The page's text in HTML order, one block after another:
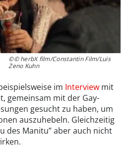
©© herbX film/Constantin Film/Luis
Zeno Kuhn
im Interview mit
gemeinsam mit der Gay-
gesucht zu haben, um
auszuhebeln. Gleichzeitig
des Manitu” aber auch nicht